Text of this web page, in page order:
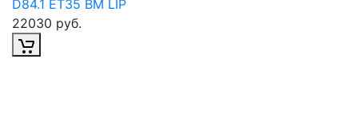
D84.1 ET35 BM LIP
22030 руб.